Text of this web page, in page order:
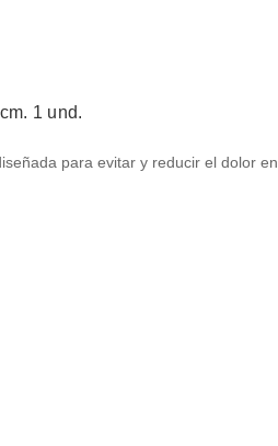
1 und.
para evitar y reducir el dolor en